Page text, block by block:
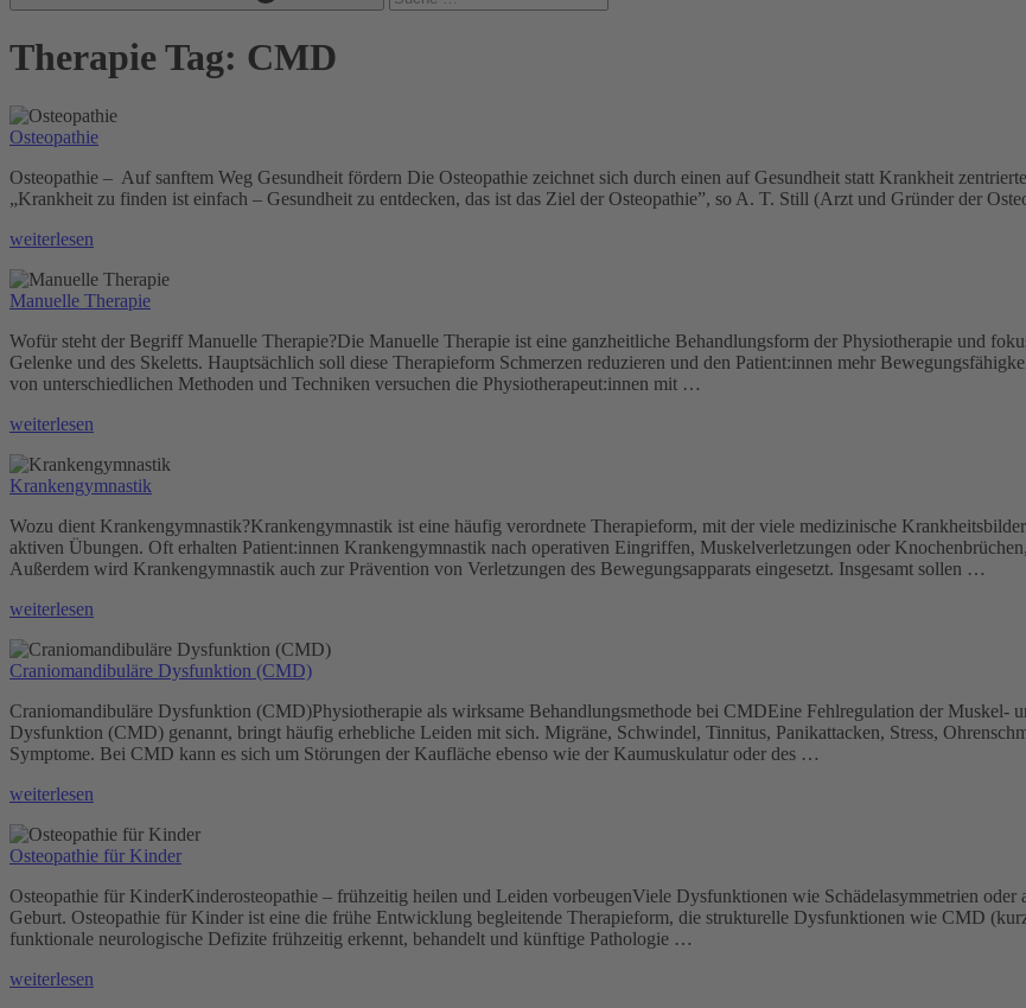
Therapie Tag: CMD
Osteopathie
Osteopathie – Auf sanftem Weg Gesundheit fördern Die Osteopathie zeichnet sich durch einen auf Gesundheit statt Krankheit
„Krankheit zu finden ist einfach – Gesundheit zu entdecken, das ist das Ziel der Osteopathie”, so A. T. Still (Arzt und Gründer der
„Osteopathie“
weiterlesen
Manuelle Therapie
Wofür steht der Begriff Manuelle Therapie?Die Manuelle Therapie ist eine ganzheitliche Behandlungsform der Physiotherapie und
Gelenke und des Skeletts. Hauptsächlich soll diese Therapieform Schmerzen reduzieren und den Patient:innen mehr
von unterschiedlichen Methoden und Techniken versuchen die Physiotherapeut:innen mit …
„Manuelle
weiterlesen
Krankengymnastik
Wozu dient Krankengymnastik?Krankengymnastik ist eine häufig verordnete Therapieform, mit der viele medizinische
aktiven Übungen. Oft erhalten Patient:innen Krankengymnastik nach operativen Eingriffen, Muskelverletzungen oder
Außerdem wird Krankengymnastik auch zur Prävention von Verletzungen des Bewegungsapparats eingesetzt. Insgesamt sollen …
„Krankengymnastik“
weiterlesen
Craniomandibuläre Dysfunktion (CMD)
Craniomandibuläre Dysfunktion (CMD)Physiotherapie als wirksame Behandlungsmethode bei CMDEine Fehlregulation der Muskel-
Dysfunktion (CMD) genannt, bringt häufig erhebliche Leiden mit sich. Migräne, Schwindel, Tinnitus, Panikattacken, Stress,
Symptome. Bei CMD kann es sich um Störungen der Kaufläche ebenso wie der Kaumuskulatur oder des …
„Craniomandibuläre
(CMD)“
weiterlesen
Osteopathie für Kinder
Osteopathie für KinderKinderosteopathie – frühzeitig heilen und Leiden vorbeugenViele Dysfunktionen wie Schädelasymmetrien oder
Geburt. Osteopathie für Kinder ist eine die frühe Entwicklung begleitende Therapieform, die strukturelle Dysfunktionen wie CMD
funktionale neurologische Defizite frühzeitig erkennt, behandelt und künftige Pathologie …
„Osteopathie
weiterlesen